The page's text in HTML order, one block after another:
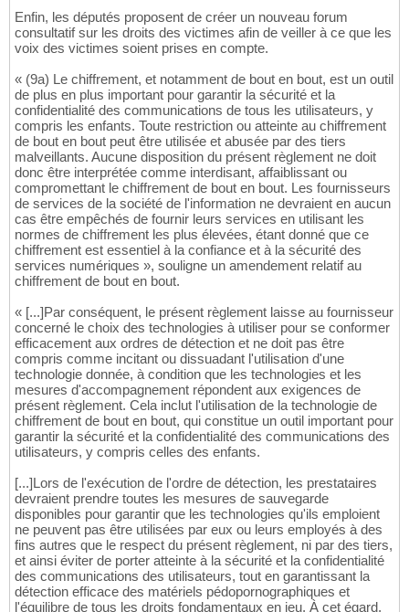
Enfin, les députés proposent de créer un nouveau forum
consultatif sur les droits des victimes afin de veiller à ce que les
voix des victimes soient prises en compte.
« (9a) Le chiffrement, et notamment de bout en bout, est un outil
de plus en plus important pour garantir la sécurité et la
confidentialité des communications de tous les utilisateurs, y
compris les enfants. Toute restriction ou atteinte au chiffrement
de bout en bout peut être utilisée et abusée par des tiers
malveillants. Aucune disposition du présent règlement ne doit
donc être interprétée comme interdisant, affaiblissant ou
compromettant le chiffrement de bout en bout. Les fournisseurs
de services de la société de l'information ne devraient en aucun
cas être empêchés de fournir leurs services en utilisant les
normes de chiffrement les plus élevées, étant donné que ce
chiffrement est essentiel à la confiance et à la sécurité des
services numériques », souligne un amendement relatif au
chiffrement de bout en bout.
« [...]Par conséquent, le présent règlement laisse au fournisseur
concerné le choix des technologies à utiliser pour se conformer
efficacement aux ordres de détection et ne doit pas être
compris comme incitant ou dissuadant l'utilisation d'une
technologie donnée, à condition que les technologies et les
mesures d'accompagnement répondent aux exigences de
présent règlement. Cela inclut l'utilisation de la technologie de
chiffrement de bout en bout, qui constitue un outil important pour
garantir la sécurité et la confidentialité des communications des
utilisateurs, y compris celles des enfants.
[...]Lors de l'exécution de l'ordre de détection, les prestataires
devraient prendre toutes les mesures de sauvegarde
disponibles pour garantir que les technologies qu'ils emploient
ne peuvent pas être utilisées par eux ou leurs employés à des
fins autres que le respect du présent règlement, ni par des tiers,
et ainsi éviter de porter atteinte à la sécurité et la confidentialité
des communications des utilisateurs, tout en garantissant la
détection efficace des matériels pédopornographiques et
l'équilibre de tous les droits fondamentaux en jeu. À cet égard,